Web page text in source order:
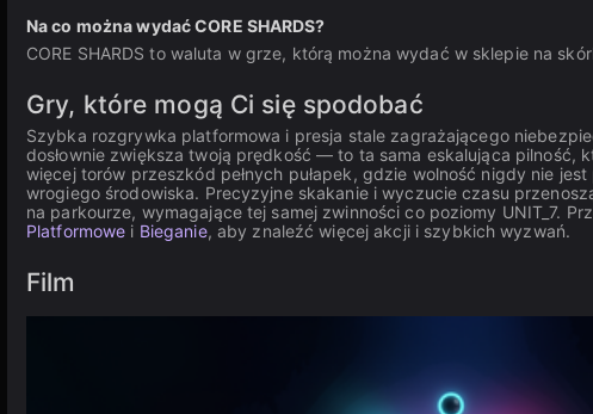
Na co można wydać CORE SHARDS?
CORE SHARDS to waluta w grze, którą można wydać w sklepie na
Gry, które mogą Ci się spodobać
Szybka rozgrywka platformowa i presja stale zagrażającego
dosłownie zwiększa twoją prędkość — to ta sama eskalująca pilność,
więcej torów przeszkód pełnych pułapek, gdzie wolność nigdy nie
wrogiego środowiska. Precyzyjne skakanie i wyczucie czasu
na parkourze, wymagające tej samej zwinności co poziomy UNIT_7.
Platformowe i Bieganie, aby znaleźć więcej akcji i szybkich wyzwań.
Film